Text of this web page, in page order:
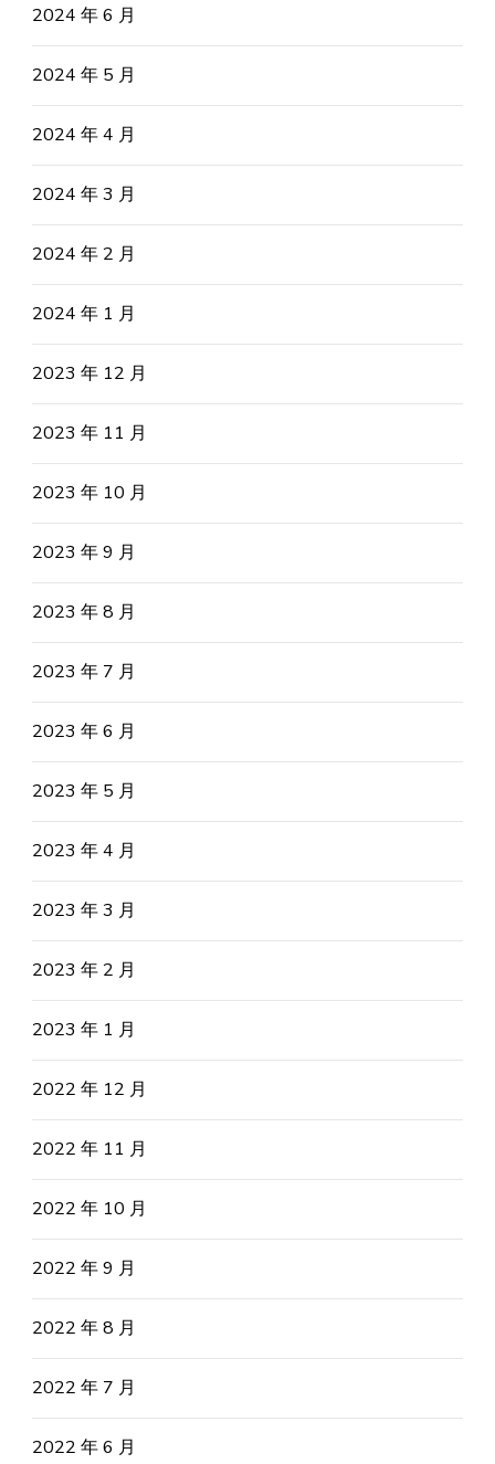
2024 年 6 月
2024 年 5 月
2024 年 4 月
2024 年 3 月
2024 年 2 月
2024 年 1 月
2023 年 12 月
2023 年 11 月
2023 年 10 月
2023 年 9 月
2023 年 8 月
2023 年 7 月
2023 年 6 月
2023 年 5 月
2023 年 4 月
2023 年 3 月
2023 年 2 月
2023 年 1 月
2022 年 12 月
2022 年 11 月
2022 年 10 月
2022 年 9 月
2022 年 8 月
2022 年 7 月
2022 年 6 月